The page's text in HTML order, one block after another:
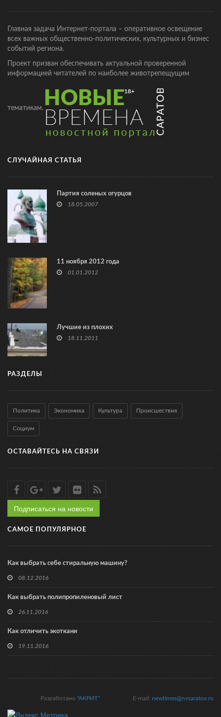
Главная задача Интернет-портала – оперативное освещение
всех важных общественно-политических, культурных и бизнес
событий региона.
Проект призван обеспечивать актуальной проверенной
информацией читателей по наиболее животрепещущим
тематикам.
СЛУЧАЙНАЯ СТАТЬЯ
Партия соленых огурцов
18.05.2007
11 ноября 2012 года
01.01.2012
Лучшие из плохих
18.11.2011
РАЗДЕЛЫ
Политика Экономика Культура Происшествия
Социум
ОСТАВАЙТЕСЬ НА СВЯЗИ
Подписаться на новости
САМОЕ ПОПУЛЯРНОЕ
Как выбрать себе стиральную машину?
08.12.2016
Как выбрать полипропиленовый лист
26.11.2016
Как отличить экоткани
19.11.2016
E-mail: newtimes@nvsaratov.ru
Разработано "АКРИТ"